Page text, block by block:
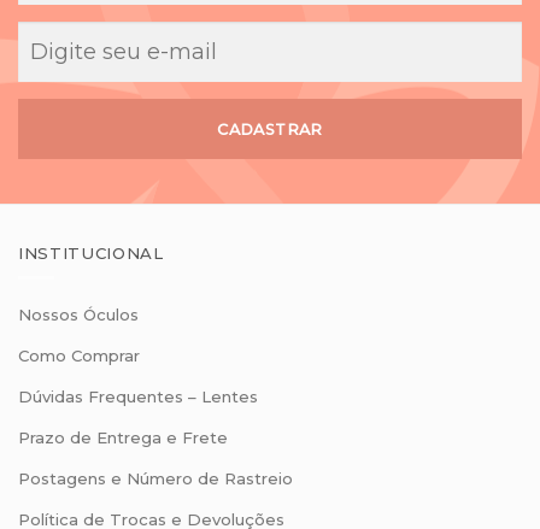
CADASTRAR
INSTITUCIONAL
Nossos Óculos
Como Comprar
Dúvidas Frequentes – Lentes
Prazo de Entrega e Frete
Postagens e Número de Rastreio
Política de Trocas e Devoluções